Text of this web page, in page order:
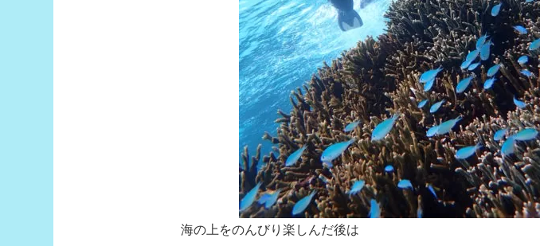
海の上をのんびり楽しんだ後は